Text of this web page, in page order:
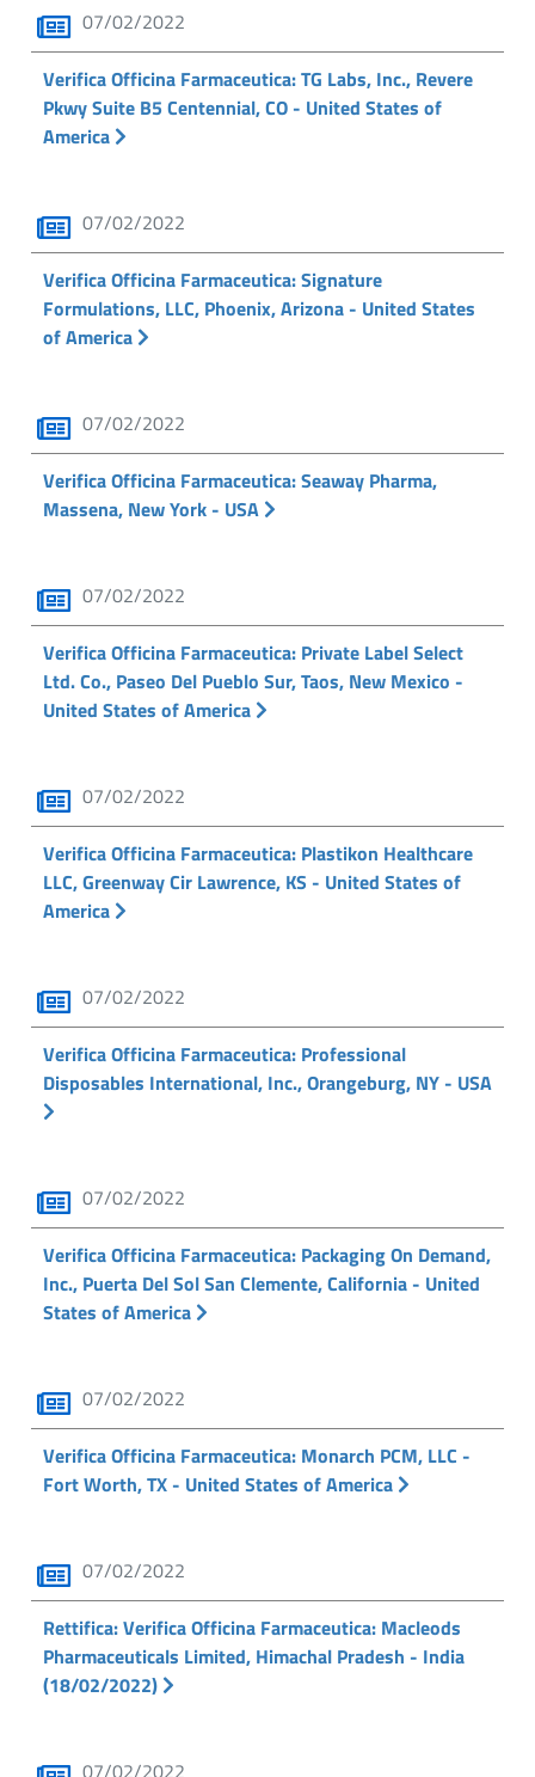
07/02/2022
Verifica Officina Farmaceutica: TG Labs, Inc., Revere
Pkwy Suite B5 Centennial, CO - United States of
America
07/02/2022
Verifica Officina Farmaceutica: Signature
Formulations, LLC, Phoenix, Arizona - United States
of America
07/02/2022
Verifica Officina Farmaceutica: Seaway Pharma,
Massena, New York - USA
07/02/2022
Verifica Officina Farmaceutica: Private Label Select
Ltd. Co., Paseo Del Pueblo Sur, Taos, New Mexico -
United States of America
07/02/2022
Verifica Officina Farmaceutica: Plastikon Healthcare
LLC, Greenway Cir Lawrence, KS - United States of
America
07/02/2022
Verifica Officina Farmaceutica: Professional
Disposables International, Inc., Orangeburg, NY - USA
07/02/2022
Verifica Officina Farmaceutica: Packaging On Demand,
Inc., Puerta Del Sol San Clemente, California - United
States of America
07/02/2022
Verifica Officina Farmaceutica: Monarch PCM, LLC -
Fort Worth, TX - United States of America
07/02/2022
Rettifica: Verifica Officina Farmaceutica: Macleods
Pharmaceuticals Limited, Himachal Pradesh - India
(18/02/2022)
07/02/2022